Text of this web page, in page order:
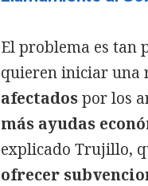
El problema es tan
quieren iniciar una
afectadospor los
más ayudas
explicado Trujillo,
ofrecer